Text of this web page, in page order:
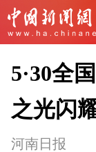
5·30全
之光闪
河南日报